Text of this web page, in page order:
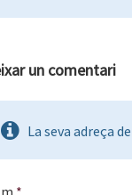
un comentari
La seva adreça